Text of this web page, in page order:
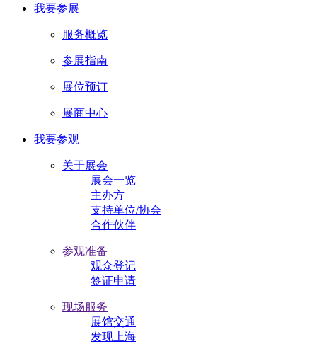
我要参展
服务概览
参展指南
展位预订
展商中心
我要参观
关于展会
展会一览
主办方
支持单位/协会
合作伙伴
参观准备
观众登记
签证申请
现场服务
展馆交通
发现上海